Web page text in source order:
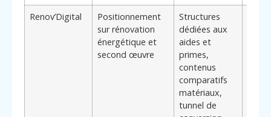
Renov’Digital
Positionnement
sur rénovation
énergétique et
second œuvre
Structures
dédiées aux
aides et
primes,
contenus
comparatifs
matériaux,
tunnel de